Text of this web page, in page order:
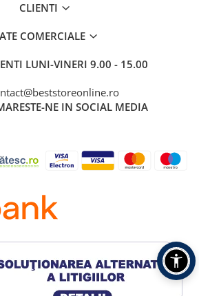
CLIENTI
COMERCIALE
LUNI-VINERI 9.00 - 15.00
NE IN SOCIAL MEDIA